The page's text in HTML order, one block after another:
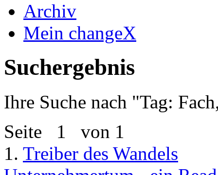
Archiv
Mein changeX
Suchergebnis
Ihre Suche nach "Tag:
Seite 1 von 1
1. Treiber des Wandels